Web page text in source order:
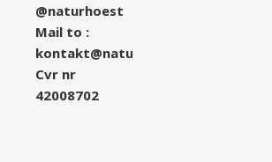
@naturhoest
Mail to :
kontakt@naturhoest.dk
Cvr nr
42008702